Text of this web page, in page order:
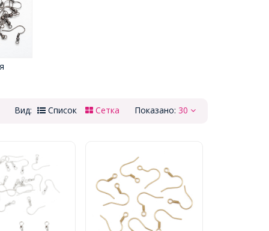
Показано: 30
Вид: Список Сетка